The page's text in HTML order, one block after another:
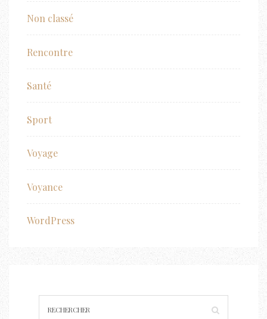
Non classé
Rencontre
Santé
Sport
Voyage
Voyance
WordPress